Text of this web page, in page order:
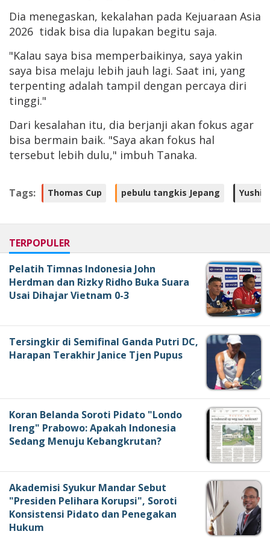
Dia menegaskan, kekalahan pada Kejuaraan Asia
2026 tidak bisa dia lupakan begitu saja.
"Kalau saya bisa memperbaikinya, saya yakin
saya bisa melaju lebih jauh lagi. Saat ini, yang
terpenting adalah tampil dengan percaya diri
tinggi."
Dari kesalahan itu, dia berjanji akan fokus agar
bisa bermain baik. "Saya akan fokus hal
tersebut lebih dulu," imbuh Tanaka.
Tags: Thomas Cup pebulu tangkis Jepang Yushi
TERPOPULER
Pelatih Timnas Indonesia John
Herdman dan Rizky Ridho Buka Suara
Usai Dihajar Vietnam 0-3
Tersingkir di Semifinal Ganda Putri DC,
Harapan Terakhir Janice Tjen Pupus
Koran Belanda Soroti Pidato "Londo
Ireng" Prabowo: Apakah Indonesia
Sedang Menuju Kebangkrutan?
Akademisi Syukur Mandar Sebut
"Presiden Pelihara Korupsi", Soroti
Konsistensi Pidato dan Penegakan
Hukum